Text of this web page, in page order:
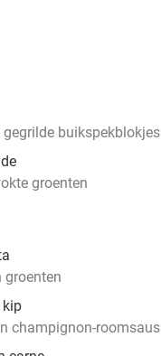
buikspekblokjes
groenten
groenten
kip
champignon-roomsaus